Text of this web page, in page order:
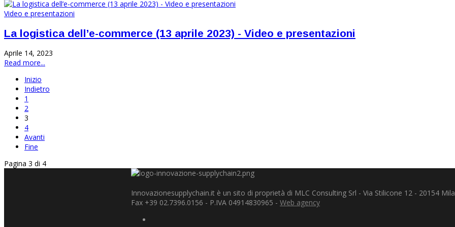
Video e presentazioni
La logistica dell’e-commerce (13 aprile 2023) - Video e presentazioni
Aprile 14, 2023
Read more...
Inizio
Indietro
1
2
3
4
Avanti
Fine
Pagina 3 di 4
Innovazionesupplychain.it è un sito di proprietà di MLC Consulting Srl - Via Stilicone 12 - 20154
Fax +39 02.7396.0156 - P.IVA 04914830965 - Web agency